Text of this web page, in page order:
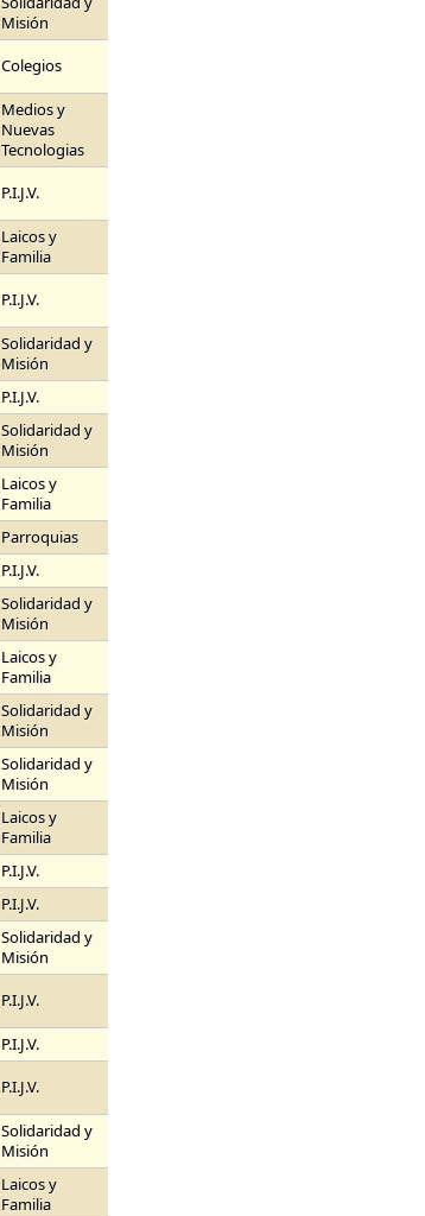
Misión
Colegios
Medios y
Nuevas
Tecnologias
P.I.J.V.
Laicos y
Familia
P.I.J.V.
Solidaridad y
Misión
P.I.J.V.
Solidaridad y
Misión
Laicos y
Familia
Parroquias
P.I.J.V.
Solidaridad y
Misión
Laicos y
Familia
Solidaridad y
Misión
Solidaridad y
Misión
Laicos y
Familia
P.I.J.V.
P.I.J.V.
Solidaridad y
Misión
P.I.J.V.
P.I.J.V.
P.I.J.V.
Solidaridad y
Misión
Laicos y
Familia